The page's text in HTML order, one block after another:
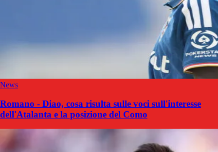
News
Romano - Diao, cosa risulta sulle voci sull'interesse
dell'Atalanta e la posizione del Como